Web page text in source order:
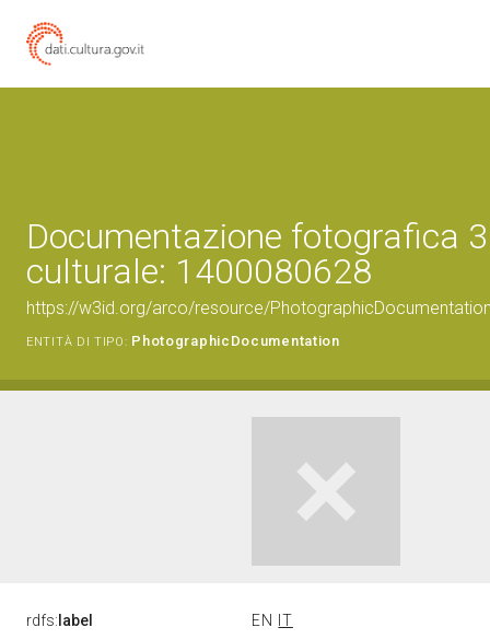
Documentazione fotografica
culturale: 1400080628
https://w3id.org/arco/resource/
ENTITÀ DI TIPO: PhotographicDocumentation
rdfs: label EN
IT